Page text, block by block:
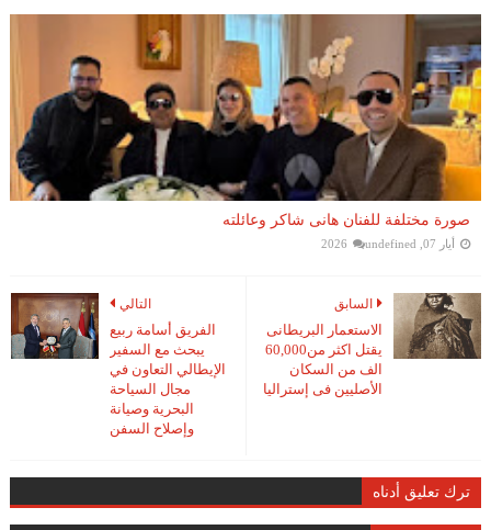
صورة مختلفة للفنان هانى شاكر وعائلته
أيار 07, 2026 undefined
التالي
الفريق أسامة ربيع
يبحث مع السفير
الإيطالي التعاون في
مجال السياحة
البحرية وصيانة
وإصلاح السفن
السابق
الاستعمار البريطانى
يقتل اكثر من60,000
الف من السكان
الأصليين فى إستراليا
ترك تعليق أدناه